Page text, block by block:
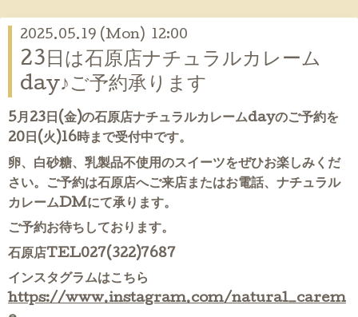
2025.05.19 (Mon) 12:00
23日は石原店ナチュラルカレーム
day♪ご予約承ります
5月23日(金)の石原店ナチュラルカレームdayのご予約を
20日(火)16時まで受付中です。
卵、白砂糖、乳製品不使用のスイーツをぜひお楽しみくだ
さい。ご予約は石原店へご来店またはお電話、ナチュラル
カレームDMにて承ります。
ご予約お待ちしております。
石原店TEL027(322)7687
インスタグラムはこちら
https://www.instagram.com/natural_carem